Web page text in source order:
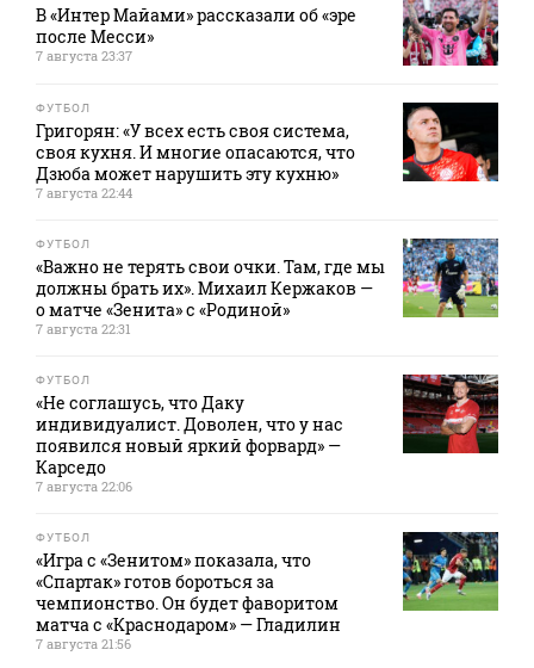
В «Интер Майами» рассказали об «эре
после Месси»
7 августа 23:37
ФУТБОЛ
Григорян: «У всех есть своя система,
своя кухня. И многие опасаются, что
Дзюба может нарушить эту кухню»
7 августа 22:44
ФУТБОЛ
«Важно не терять свои очки. Там, где мы
должны брать их». Михаил Кержаков —
о матче «Зенита» с «Родиной»
7 августа 22:31
ФУТБОЛ
«Не соглашусь, что Даку
индивидуалист. Доволен, что у нас
появился новый яркий форвард» —
Карседо
7 августа 22:06
ФУТБОЛ
«Игра с «Зенитом» показала, что
«Спартак» готов бороться за
чемпионство. Он будет фаворитом
матча с «Краснодаром» — Гладилин
7 августа 21:56